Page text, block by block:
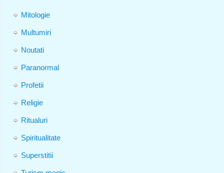
Mitologie
Multumiri
Noutati
Paranormal
Profetii
Religie
Ritualuri
Spiritualitate
Superstitii